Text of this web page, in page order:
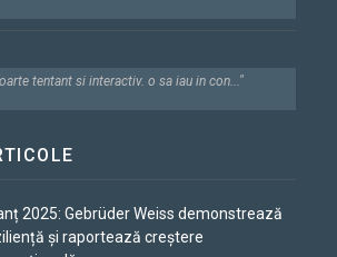
tentant si interactiv. o sa iau in con..."
2025: Gebrüder Weiss demonstrează
și raportează creștere